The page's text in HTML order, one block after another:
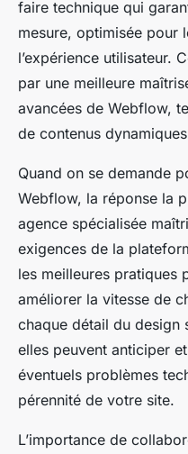
faire technique qui
mesure, optimisée pour
l’expérience utilisateur.
par une meilleure
avancées de Webflow,
de contenus
Quand on se demande
Webflow, la réponse la
agence spécialisée
exigences de la
les meilleures pratiques
améliorer la vitesse de
chaque détail du design
elles peuvent anticiper
éventuels problèmes
pérennité de votre site.
L’importance de